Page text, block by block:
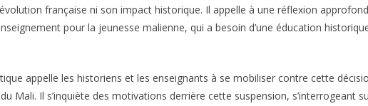
française ni son impact historique. Il appelle à une réflexion
pour la jeunesse malienne, qui a besoin d’une éducation
appelle les historiens et les enseignants à se mobiliser contre cette
du Mali. Il s’inquiète des motivations derrière cette suspension, s’interrogeant